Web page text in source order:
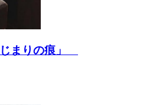
まりの痕」